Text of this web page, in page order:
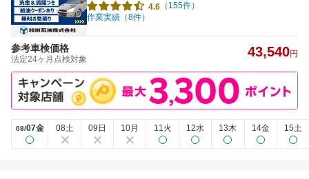
4.6 （155件）
作業実績（8件）
参考車検価格
法定24ヶ月点検対象 43,540円
08/07金 08土 09日 10月 11火 12水 13木 14金 15土